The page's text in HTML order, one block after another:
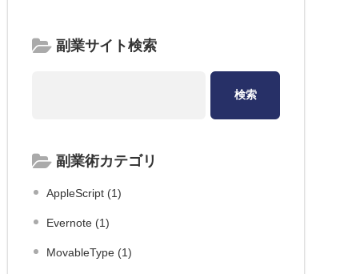
副業サイト検索
副業術カテゴリ
AppleScript (1)
Evernote (1)
MovableType (1)